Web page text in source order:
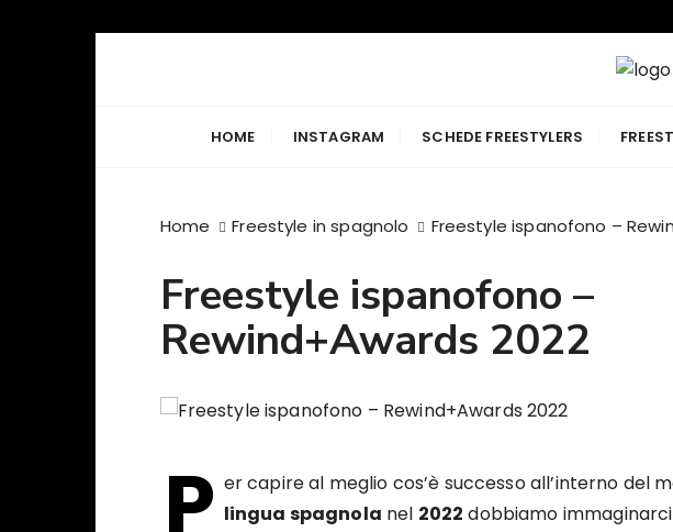
Freestyle Rap
HOME INSTAGRAM SCHEDE FREESTYLERS
Home Freestyle in spagnolo Freestyle ispanofono –
Freestyle ispanofono –
Rewind+Awards 2022
P er capire al meglio cos’è successo all’interno del
lingua spagnola nel 2022 dobbiamo